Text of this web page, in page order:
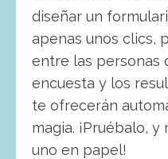
diseñar un
apenas unos clics,
entre las personas
encuesta y los
te ofrecerán
magia. ¡Pruébalo,
uno en papel!